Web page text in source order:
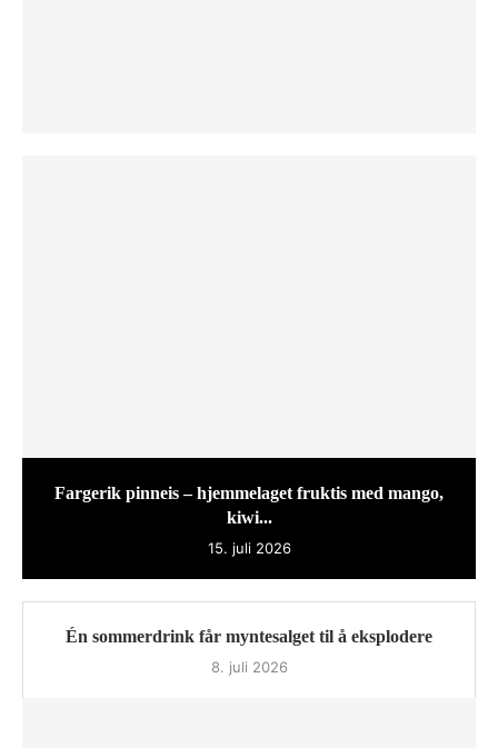
Fargerik pinneis – hjemmelaget fruktis med mango,
kiwi...
15. juli 2026
Én sommerdrink får myntesalget til å eksplodere
8. juli 2026